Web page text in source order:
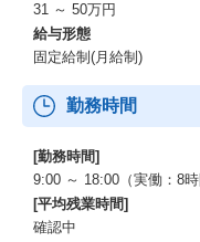
31 ～ 50万円
給与形態
固定給制(月給制)
勤務時間
[勤務時間]
9:00 ～ 18:00（実働：8
[平均残業時間]
確認中